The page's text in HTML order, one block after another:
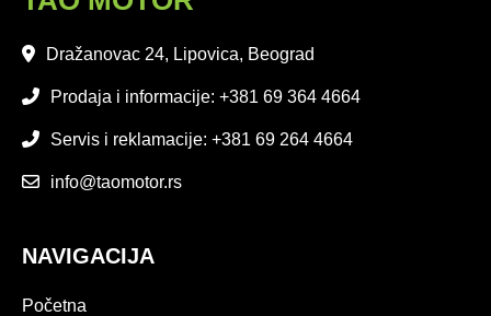
Dražanovac 24, Lipovica, Beograd
Prodaja i informacije: +381 69 364 4664
Servis i reklamacije: +381 69 264 4664
info@taomotor.rs
NAVIGACIJA
Početna